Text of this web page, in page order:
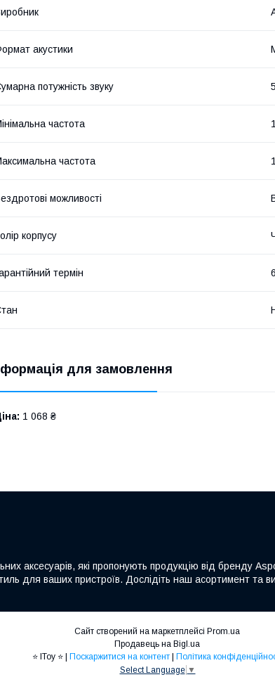
акустики
потужність звуку
частота
частота
можливості
корпусу
термін
для замовлення
1 068 ₴
аксесуарів, які пропонують продукцію від бренду
для ваших пристроїв. Дослідіть наш асортимент та
Сайт створений на маркетплейсі Prom.ua
Продавець на Bigl.ua
⭐ IToy ⭐ | Поскаржитися на контент | Політика
Select Language ▼